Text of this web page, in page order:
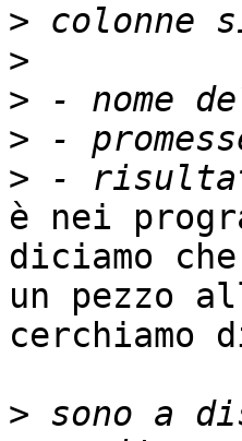
>
>
>
>
>
è nei
diciamo
un pezzo
> sono a